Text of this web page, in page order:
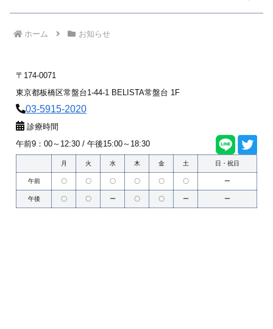
ホーム お知らせ
〒174-0071
東京都板橋区常盤台1-44-1 BELISTA常盤台 1F
03-5915-2020
診療時間
午前9：00～12:30 / 午後15:00～18:30
月 火 水 木 金 土 日・祝日
午前 〇 〇 〇 〇 〇 〇 ー
午後 〇 〇 ー 〇 〇 ー ー